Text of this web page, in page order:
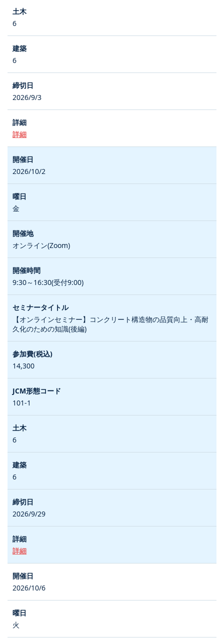
6
6
2026/9/3
詳細
2026/10/2
金
オンライン(Zoom)
9:30～16:30(受付9:00)
【オンラインセミナー】コンクリート構造物の品質向上・高耐
久化のための知識(後編)
14,300
101-1
6
6
2026/9/29
詳細
2026/10/6
火